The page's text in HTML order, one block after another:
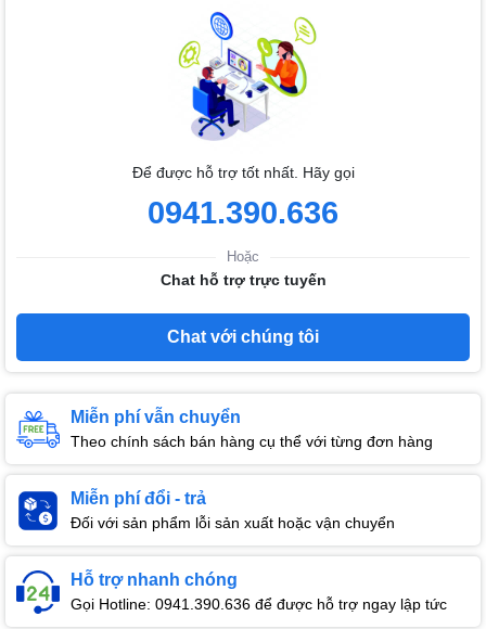
Để được hỗ trợ tốt nhất. Hãy gọi
0941.390.636
Hoặc
Chat hỗ trợ trực tuyến
Chat với chúng tôi
Miễn phí vẫn chuyển
Theo chính sách bán hàng cụ thể với từng đơn hàng
Miễn phí đổi - trả
Đối với sản phẩm lỗi sản xuất hoặc vận chuyển
Hỗ trợ nhanh chóng
Gọi Hotline: 0941.390.636 để được hỗ trợ ngay lập tức